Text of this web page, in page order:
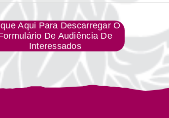
Aqui Para Descarregar O
De Audiência De
Interessados